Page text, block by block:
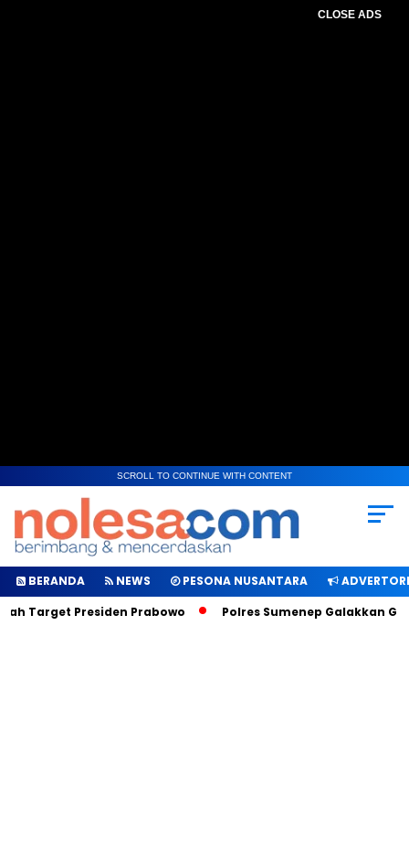
CLOSE ADS
SCROLL TO CONTINUE WITH CONTENT
BERANDA NEWS PESONA NUSANTARA
Target Presiden Prabowo
Polres Sumenep Galakkan